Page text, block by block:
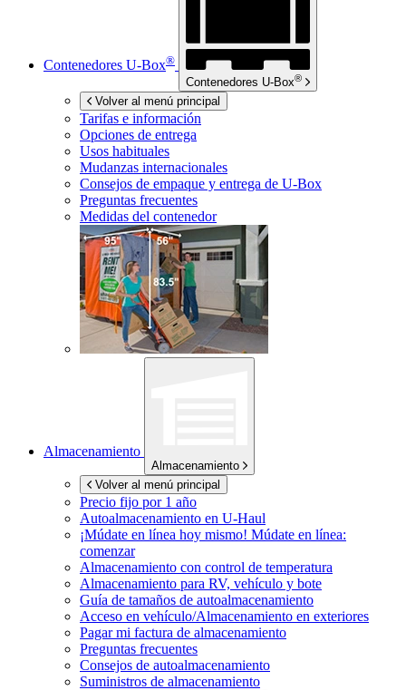
Contenedores U-Box®
Contenedores U-Box®
Volver al menú principal
Tarifas e información
Opciones de entrega
Usos habituales
Mudanzas internacionales
Consejos de empaque y entrega de U-Box
Preguntas frecuentes
Medidas del contenedor
Almacenamiento
Almacenamiento
Volver al menú principal
Precio fijo por 1 año
Autoalmacenamiento en U-Haul
¡Múdate en línea hoy mismo! Múdate en línea:
comenzar
Almacenamiento con control de temperatura
Almacenamiento para RV, vehículo y bote
Guía de tamaños de autoalmacenamiento
Acceso en vehículo/Almacenamiento en exteriores
Pagar mi factura de almacenamiento
Preguntas frecuentes
Consejos de autoalmacenamiento
Suministros de almacenamiento